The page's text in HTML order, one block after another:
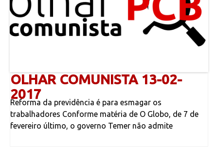
OLHAR COMUNISTA 13-02-
2017
Reforma da previdência é para esmagar os
trabalhadores Conforme matéria de O Globo, de 7 de
fevereiro último, o governo Temer não admite